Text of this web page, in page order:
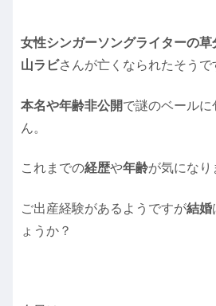
女性シンガーソングライターの草
山ラビさんが亡くなられたそうで
本名や年齢非公開で謎のベールに
ん。
これまでの経歴や年齢が気になり
ご出産経験があるようですが結婚
ょうか？